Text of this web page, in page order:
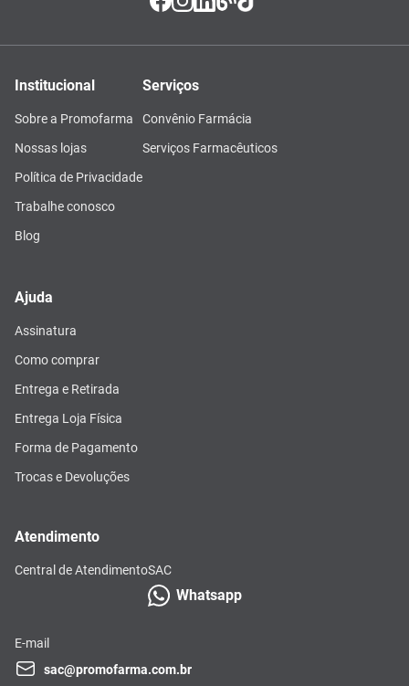
Institucional
Sobre a Promofarma
Nossas lojas
Política de Privacidade
Trabalhe conosco
Blog
Serviços
Convênio Farmácia
Serviços Farmacêuticos
Ajuda
Assinatura
Como comprar
Entrega e Retirada
Entrega Loja Física
Forma de Pagamento
Trocas e Devoluções
Atendimento
Central de AtendimentoSAC
Whatsapp
E-mail
sac@promofarma.com.br